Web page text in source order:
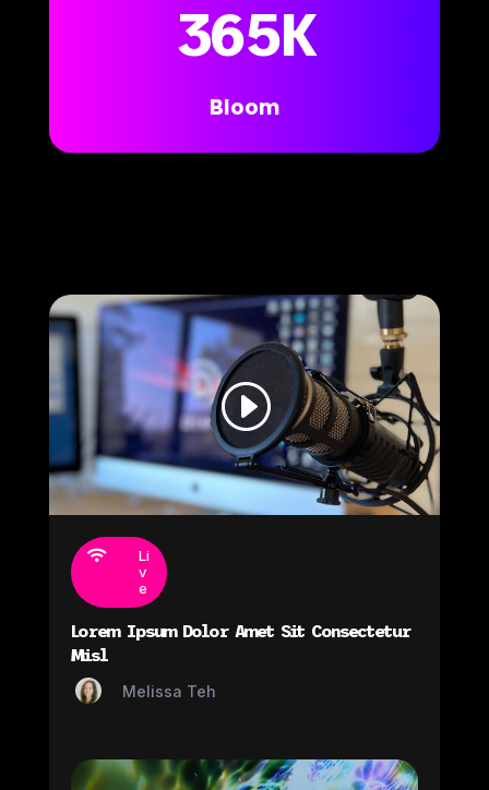
365K
Bloom

Li
v
e
Lorem Ipsum Dolor Amet Sit Consectetur
Misl
Melissa Teh